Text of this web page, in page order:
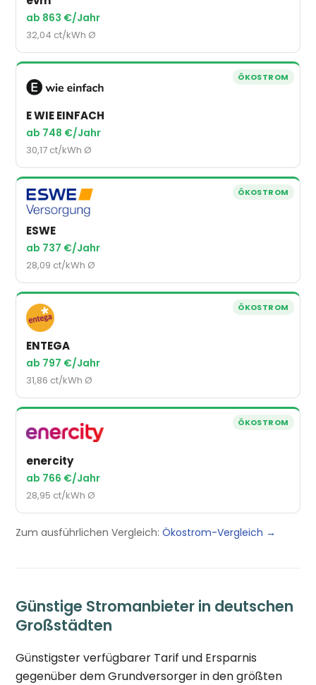
ab 863 €/Jahr
32,04 ct/kWh Ø
E WIE EINFACH
ab 748 €/Jahr
30,17 ct/kWh Ø
ÖKOSTROM
ESWE
ab 737 €/Jahr
28,09 ct/kWh Ø
ÖKOSTROM
ENTEGA
ab 797 €/Jahr
31,86 ct/kWh Ø
ÖKOSTROM
enercity
ab 766 €/Jahr
28,95 ct/kWh Ø
ÖKOSTROM
Zum ausführlichen Vergleich:Ökostrom-Vergleich →
Günstige Stromanbieter in deutschen
Großstädten
Günstigster verfügbarer Tarif und Ersparnis
gegenüber dem Grundversorger in den größten